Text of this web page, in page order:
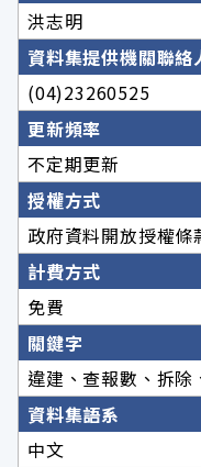
洪志明
資料集提供機關聯絡
(04)23260525
更新頻率
不定期更新
授權方式
政府資料開放授權條
計費方式
免費
關鍵字
違建、查報數、拆除
資料集語系
中文